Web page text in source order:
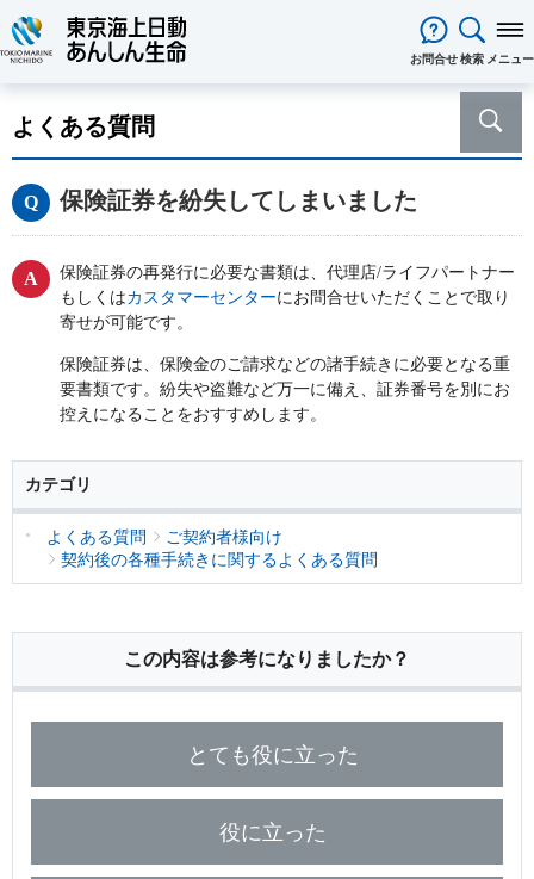
お問合せ検索 メニュー
保険商品から選ぶ
心配ごとから選ぶ
保険の基礎知識
インターネットでご加入いただけ
る保険商品
法人向け保険商品
ご相談・ご契約の流れ 申込方法の違い
資料請求
医療保険
メディカルＫｉｔ ＮＥＯ
メディカルＫｉｔ Ｒ
あんしん治療サポート保険
あんしん治療サポート保険R
メディカルＫｉｔエール
メディカルＫｉｔエールＲ
がん保険
あんしんがん治療保険
がん診断保険Ｒ
死亡保険（終身保険・定期保険）
長生き支援終身
スマートあんしん定期
定期保険
家計保障・就業不能保障
家計保障定期保険ＮＥＯ
あんしん就業不能保障保険
介護年金保険
5年ごと利差配当付こども保険
マーケットリンク
ご契約者様
ご契約者様TOPへ
重要なお知らせ
サービス
各種お手続き
保険金・給付金・満期金・年金等
契約内容／登録情報の確認・変更
契約者貸付の利用・返済
保障内容の見直し・契約の解約
変額保険・変額年金保険固有のお
手続き
総合福祉団体定期保険のお手続き
ライフイベントごとのお手続き
保険料の支払いが困難なとき
確定申告・年末調整するとき
ご病気・ご不幸があったとき
法人のお客様
企業のライフステージごとに必要
な準備とは？
経営者の皆様向け商品
従業員の皆様向け商品
あんしん生命についてTOPへ
東京海上グループについて
採用情報
保険金等の適切なお支払いに向け
た取組み
あんしん解体新書
CMギャラリー・キャラクター紹介
ライフパートナーについて
資料請求
よくある質問
保険用語集
東京海上ホールディングス
よくある質問
保険証券を紛失してしまいました
保険証券の再発行に必要な書類は、代理店/ライフパートナー
もしくはカスタマーセンターにお問合せいただくことで取り
寄せが可能です。
保険証券は、保険金のご請求などの諸手続きに必要となる重
要書類です。紛失や盗難など万一に備え、証券番号を別にお
控えになることをおすすめします。
カテゴリ
よくある質問
ご契約者様向け
契約後の各種手続きに関するよくある質問
この内容は参考になりましたか？
とても役に立った
役に立った